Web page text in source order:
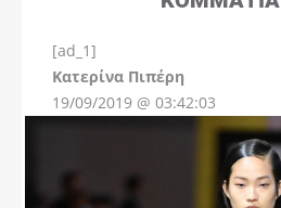
[ad_1]
Kατερίνα Πιπέρη
19/09/2019 @ 03:42:03